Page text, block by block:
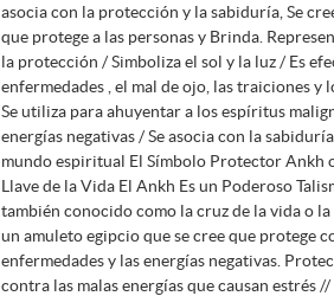
asocia con la protección y la sabiduría, Se
que protege a las personas y Brinda.
la protección / Simboliza el sol y la luz / Es
enfermedades , el mal de ojo, las traiciones y
Se utiliza para ahuyentar a los espíritus
energías negativas / Se asocia con la
mundo espiritual El Símbolo Protector Ankh
Llave de la Vida El Ankh Es un Poderoso
también conocido como la cruz de la vida o la
un amuleto egipcio que se cree que protege
enfermedades y las energías negativas.
contra las malas energías que causan estrés